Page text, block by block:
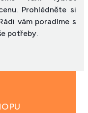
Prohlédněte si
vám poradíme s
potřeby.